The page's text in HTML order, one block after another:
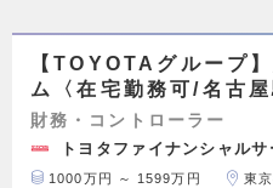
【TOYOTAグループ
ム〈在宅勤務可/名古屋
財務・コントローラー
トヨタファイナンシャル
1000万円 ～ 1599万円
東